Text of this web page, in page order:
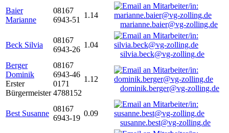
Baier
Marianne
08167
6943-51
1.14
marianne.baier@vg-zolling.de
Beck Silvia
08167
6943-26
1.04
silvia.beck@vg-zolling.de
Berger
Dominik
Erster
Bürgermeister
08167
6943-46
0171
4788152
1.12
dominik.berger@vg-zolling.de
Best Susanne
08167
6943-19
0.09
susanne.best@vg-zolling.de